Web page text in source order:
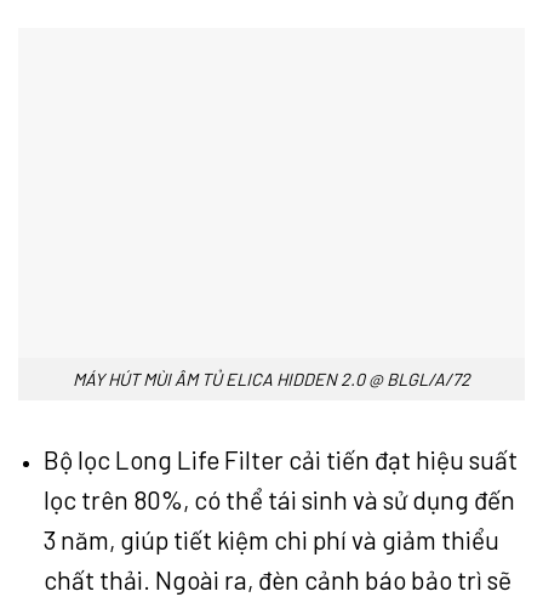
MÁY HÚT MÙI ÂM TỦ ELICA HIDDEN 2.0 @ BLGL/A/72
Bộ lọc Long Life Filter cải tiến đạt hiệu suất
lọc trên 80%, có thể tái sinh và sử dụng đến
3 năm, giúp tiết kiệm chi phí và giảm thiểu
chất thải. Ngoài ra, đèn cảnh báo bảo trì sẽ